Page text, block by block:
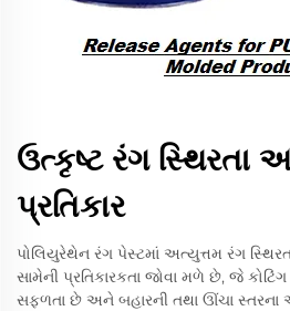
ઉત્કૃષ્ટ રંગ સ્થિરતા
પ્રતિકાર
પોલિયુરેથેન રંગ પેસ્ટમાં અત્યુત્તમ રંગ
સામેની પ્રતિકારકતા જોવા મળે છે, જે
સફળતા છે અને બહારની તથા ઊંચા સ્તરના